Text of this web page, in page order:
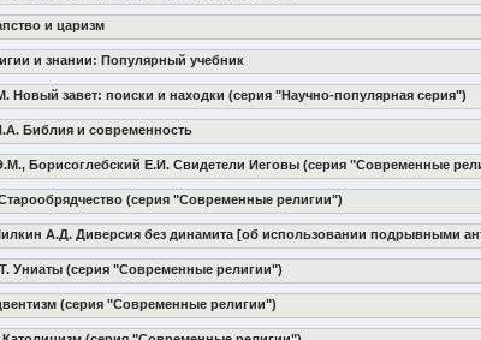
и царизм
и знании: Популярный учебник
Новый завет: поиски и находки (серия "Научно-популярная серия")
Библия и современность
Борисоглебский Е.И. Свидетели Иеговы (серия "Современные
(серия "Современные религии")
А.Д. Диверсия без динамита [об использовании подрывными
Униаты (серия "Современные религии")
(серия "Современные религии")